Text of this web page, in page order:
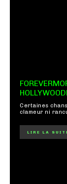
Certaines
clameur ni
LIRE LA